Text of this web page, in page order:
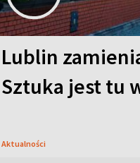
Lublin
Sztuka jest tu
Aktualności